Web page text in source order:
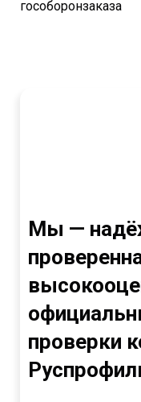
гособоронзаказа
Мы —
проверки